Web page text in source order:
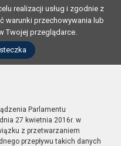
realizacji usług i zgodnie z
warunki przechowywania lub
Twojej przeglądarce.
Parlamentu
27 kwietnia 2016r. w
z przetwarzaniem
przepływu takich danych